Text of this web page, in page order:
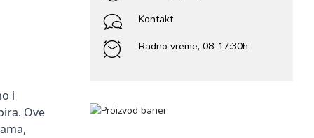
i
Ove
Kontakt
Radno vreme, 08-17:30h